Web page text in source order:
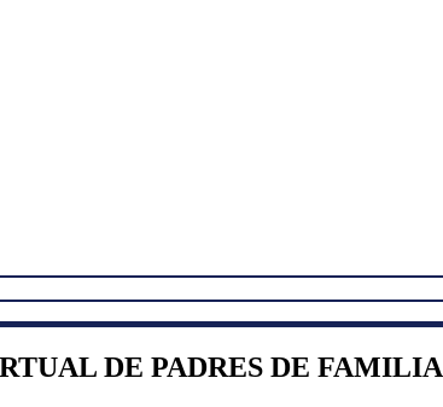
DE PADRES DE FAMILIA